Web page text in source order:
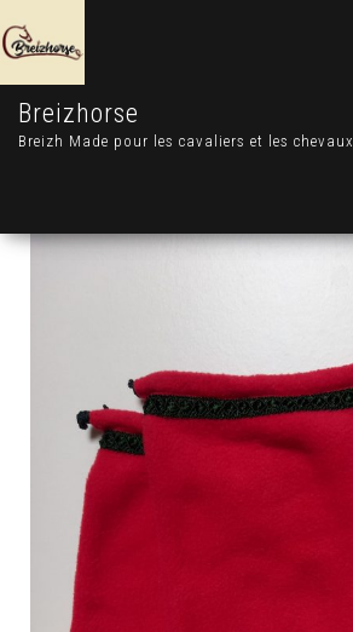
Breizhorse
Breizh Made pour les cavaliers et les chevaux